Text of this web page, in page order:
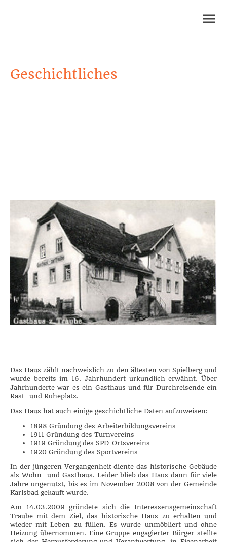
Geschichtliches
Das Haus zählt nachweislich zu den ältesten von Spielberg und
wurde bereits im 16. Jahrhundert urkundlich erwähnt. Über
Jahrhunderte war es ein Gasthaus und für Durchreisende ein
Rast- und Ruheplatz.
Das Haus hat auch einige geschichtliche Daten aufzuweisen:
1898 Gründung des Arbeiterbildungsvereins
1911 Gründung des Turnvereins
1919 Gründung des SPD-Ortsvereins
1920 Gründung des Sportvereins
In der jüngeren Vergangenheit diente das historische Gebäude
als Wohn- und Gasthaus. Leider blieb das Haus dann für viele
Jahre ungenutzt, bis es im November 2008 von der Gemeinde
Karlsbad gekauft wurde.
Am 14.03.2009 gründete sich die Interessensgemeinschaft
Traube mit dem Ziel, das historische Haus zu erhalten und
wieder mit Leben zu füllen. Es wurde unmöbliert und ohne
Heizung übernommen. Eine Gruppe engagierter Bürger stellte